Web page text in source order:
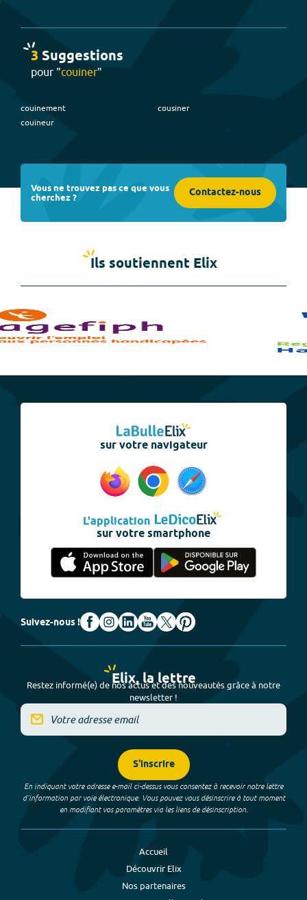
3 Suggestions
pour "couiner"
couinement
couineur
cousiner
Vous ne trouvez pas ce que vous
cherchez ? Contactez-nous
Ils soutiennent Elix
sur votre navigateur
L'application
sur votre smartphone
Suivez-nous !
Elix, la lettre
Restez informé(e) de nos actus et des nouveautés grâce à notre
newsletter !
S'inscrire
En indiquant votre adresse e-mail ci-dessus vous consentez à recevoir notre lettre
d’information par voie électronique. Vous pouvez vous désinscrire à tout moment
en modifiant vos paramètres via les liens de désinscription.
Accueil
Découvrir Elix
Nos partenaires